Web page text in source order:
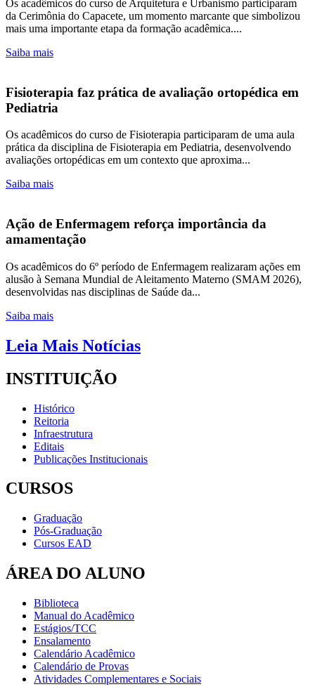
Os acadêmicos do curso de Arquitetura e Urbanismo participaram
da Cerimônia do Capacete, um momento marcante que simbolizou
mais uma importante etapa da formação acadêmica....
Saiba mais
Fisioterapia faz prática de avaliação ortopédica em
Pediatria
Os acadêmicos do curso de Fisioterapia participaram de uma aula
prática da disciplina de Fisioterapia em Pediatria, desenvolvendo
avaliações ortopédicas em um contexto que aproxima...
Saiba mais
Ação de Enfermagem reforça importância da
amamentação
Os acadêmicos do 6º período de Enfermagem realizaram ações em
alusão à Semana Mundial de Aleitamento Materno (SMAM 2026),
desenvolvidas nas disciplinas de Saúde da...
Saiba mais
Leia Mais Notícias
INSTITUIÇÃO
Histórico
Reitoria
Infraestrutura
Editais
Publicações Institucionais
CURSOS
Graduação
Pós-Graduação
Cursos EAD
ÁREA DO ALUNO
Biblioteca
Manual do Acadêmico
Estágios/TCC
Ensalamento
Calendário Acadêmico
Calendário de Provas
Atividades Complementares e Sociais